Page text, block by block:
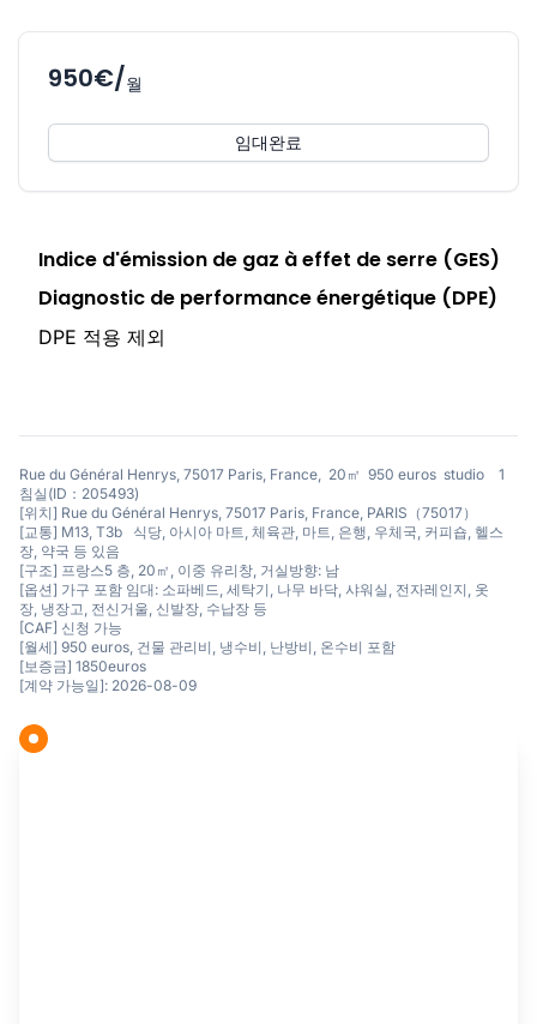
950€/월
임대완료
Indice d'émission de gaz à effet de serre (GES)
Diagnostic de performance énergétique (DPE)
DPE 적용 제외
Rue du Général Henrys, 75017 Paris, France, 20㎡ 950 euros studio 1
침실(ID：205493)
[위치] Rue du Général Henrys, 75017 Paris, France, PARIS（75017）
[교통] M13, T3b 식당, 아시아 마트, 체육관, 마트, 은행, 우체국, 커피숍, 헬스
장, 약국 등 있음
[구조] 프랑스5 층, 20㎡, 이중 유리창, 거실방향: 남
[옵션] 가구 포함 임대: 소파베드, 세탁기, 나무 바닥, 샤워실, 전자레인지, 옷
장, 냉장고, 전신거울, 신발장, 수납장 등
[CAF] 신청 가능
[월세] 950 euros, 건물 관리비, 냉수비, 난방비, 온수비 포함
[보증금] 1850euros
[계약 가능일]: 2026-08-09